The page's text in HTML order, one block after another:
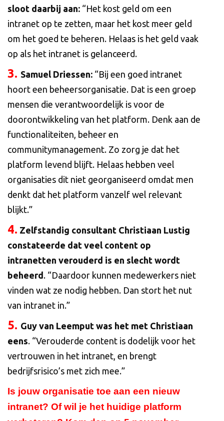
sloot daarbij aan: “Het kost geld om een
intranet op te zetten, maar het kost meer geld
om het goed te beheren. Helaas is het geld vaak
op als het intranet is gelanceerd.
3. Samuel Driessen: “Bij een goed intranet
hoort een beheersorganisatie. Dat is een groep
mensen die verantwoordelijk is voor de
doorontwikkeling van het platform. Denk aan de
functionaliteiten, beheer en
communitymanagement. Zo zorg je dat het
platform levend blijft. Helaas hebben veel
organisaties dit niet georganiseerd omdat men
denkt dat het platform vanzelf wel relevant
blijkt.”
4. Zelfstandig consultant Christiaan Lustig
constateerde dat veel content op
intranetten verouderd is en slecht wordt
beheerd . “Daardoor kunnen medewerkers niet
vinden wat ze nodig hebben. Dan stort het nut
van intranet in.”
5. Guy van Leemput was het met Christiaan
eens. “Verouderde content is dodelijk voor het
vertrouwen in het intranet, en brengt
bedrijfsrisico’s met zich mee.”
Is jouw organisatie toe aan een nieuw
intranet? Of wil je het huidige platform